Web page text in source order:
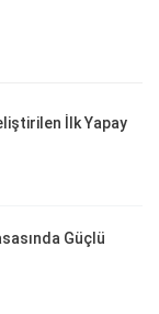
İlk Yapay
Güçlü